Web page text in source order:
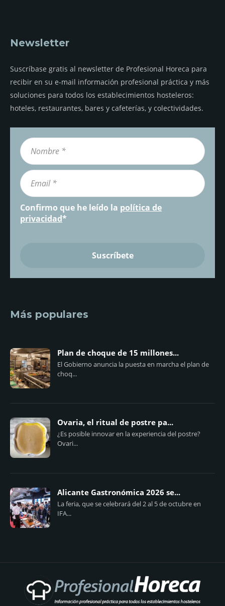
Newsletter
Suscríbase gratis al newsletter de Profesional Horeca para
recibir en su e-mail información profesional práctica y más
soluciones para todos los establecimientos hosteleros:
hoteles, restaurantes, bares y cafeterías, y colectividades.
Confirmo que he leído la política de
privacidad*
Más populares
Plan de choque de 15 millones...
El Gobierno anuncia la puesta en marcha el plan de
choq...
Ovaria, el ritual de postre pa...
¿Es posible innovar en la experiencia del postre?
Ovari...
Alicante Gastronómica 2026 se...
La feria, que se celebrará del 2 al 5 de octubre en
IFA...